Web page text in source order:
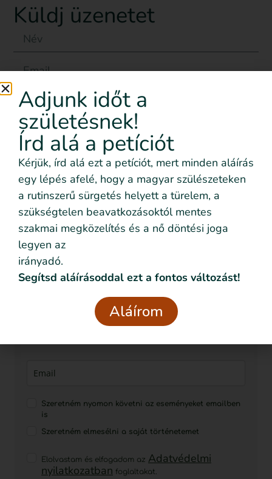
Küldj üzenetet
Elolvastam és elogadom az
Adatvédelmi
nyilatkozatbanfoglaltakat.
Küldés
Kapcsolat
info@szulesinditas.hu
Szeretném nyomon követni
az eseményeket emailben is
Szeretném nyomon követni az eseményeket emailben
is
Szeretném elmesélni a saját történetemet
Elolvastam és elfogadom az Adatvédelmi
nyilatkozatban foglaltakat.
Adjunk időt a
születésnek!
Írd alá a petíciót
Kérjük, írd alá ezt a petíciót, mert minden aláírás
egy lépés afelé, hogy a magyar szülészeteken
a rutinszerű sürgetés helyett a türelem, a
szükségtelen beavatkozásoktól mentes
szakmai megközelítés és a nő döntési joga
legyen az
irányadó.
Segítsd aláírásoddal ezt a fontos változást!
Aláírom